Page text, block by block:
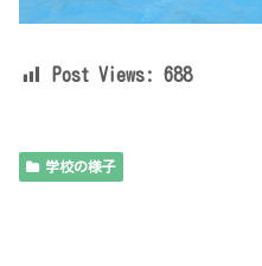
Post Views: 688
学校の様子